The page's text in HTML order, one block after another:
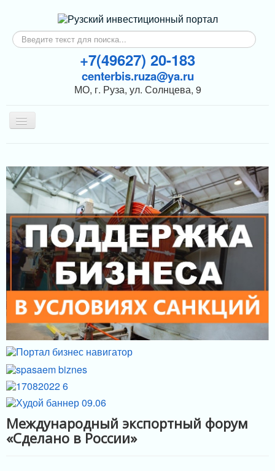
Искать...
+7(49627) 20-183
centerbis.ruza@ya.ru
МО, г. Руза, ул. Солнцева, 9
Включить/
выключить
ГЛАВНАЯ
НОВОСТИ
ИНВЕСТОРАМ
ПОДДЕРЖКА БИЗНЕСА
МЕРЫ ПОДДЕРЖКИ
ИНФРАСТРУКТУРА ПОДДЕРЖКИ
Международный экспортный форум
«Сделано в России»